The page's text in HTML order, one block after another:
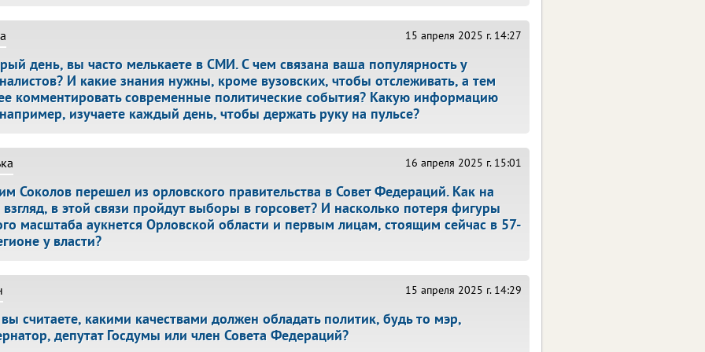
15 апреля 2025 г. 14:27
день, вы часто мелькаете в СМИ. С чем связана ваша популярность у
И какие знания нужны, кроме вузовских, чтобы отслеживать, а тем
комментировать современные политические события? Какую информацию
изучаете каждый день, чтобы держать руку на пульсе?
16 апреля 2025 г. 15:01
Соколов перешел из орловского правительства в Совет Федераций. Как на
в этой связи пройдут выборы в горсовет? И насколько потеря фигуры
масштаба аукнется Орловской области и первым лицам, стоящим сейчас в 57-
у власти?
15 апреля 2025 г. 14:29
считаете, какими качествами должен обладать политик, будь то мэр,
депутат Госдумы или член Совета Федераций?